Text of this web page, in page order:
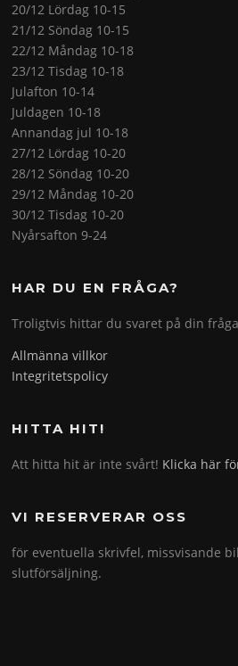
20/12 Lördag 10-15
21/12 Söndag 10-15
22/12 Måndag 10-18
23/12 Tisdag 10-18
Julafton 10-14
Juldagen 10-18
Annandag jul 10-18
27/12 Lördag 10-20
28/12 Söndag 10-20
29/12 Måndag 10-20
30/12 Tisdag 10-20
Nyårsafton 9-24
HAR DU EN FRÅGA?
Troligtvis hittar du svaret på din
Allmänna villkor
Integritetspolicy
HITTA HIT!
Att hitta hit är inte svårt! Klicka här
VI RESERVERAR OSS
för eventuella skrivfel, missvisande
slutförsäljning.